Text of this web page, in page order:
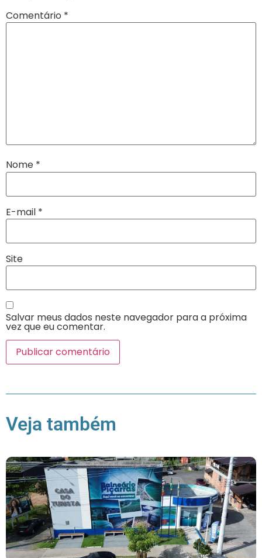
Comentário *
Nome *
E-mail *
Site
Salvar meus dados neste navegador para a próxima
vez que eu comentar.
Veja também